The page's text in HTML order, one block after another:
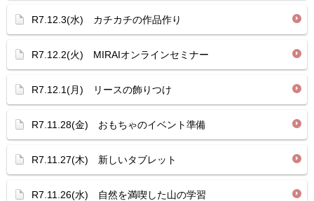
R7.12.3(水) カチカチの作品作り
R7.12.2(火) MIRAIオンラインセミナー
R7.12.1(月) リースの飾りつけ
R7.11.28(金) おもちゃのイベント準備
R7.11.27(木) 新しいタブレット
R7.11.26(水) 自然を満喫した山の学習